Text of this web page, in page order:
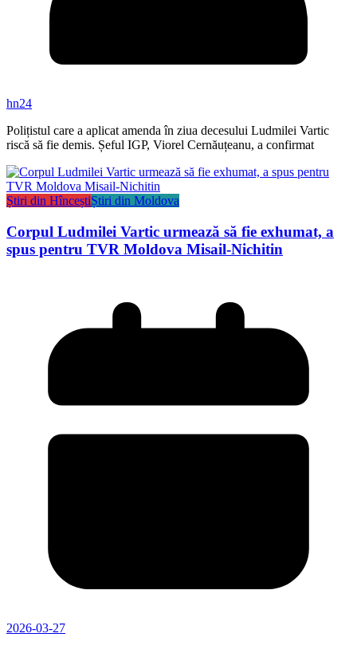
hn24
Polițistul care a aplicat amenda în ziua decesului Ludmilei Vartic
riscă să fie demis. Șeful IGP, Viorel Cernăuțeanu, a confirmat
Știri din HînceștiȘtiri din Moldova
Corpul Ludmilei Vartic urmează să fie exhumat, a
spus pentru TVR Moldova Misail-Nichitin
2026-03-27